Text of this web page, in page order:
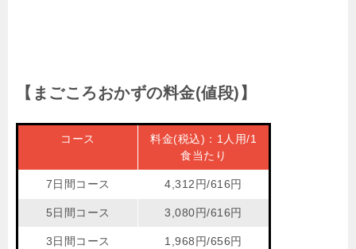
【まごころおかずの料金(値段)】
コース
料金(税込)：1人用/1
食当たり
7日間コース 4,312円/616円
5日間コース 3,080円/616円
3日間コース 1,968円/656円